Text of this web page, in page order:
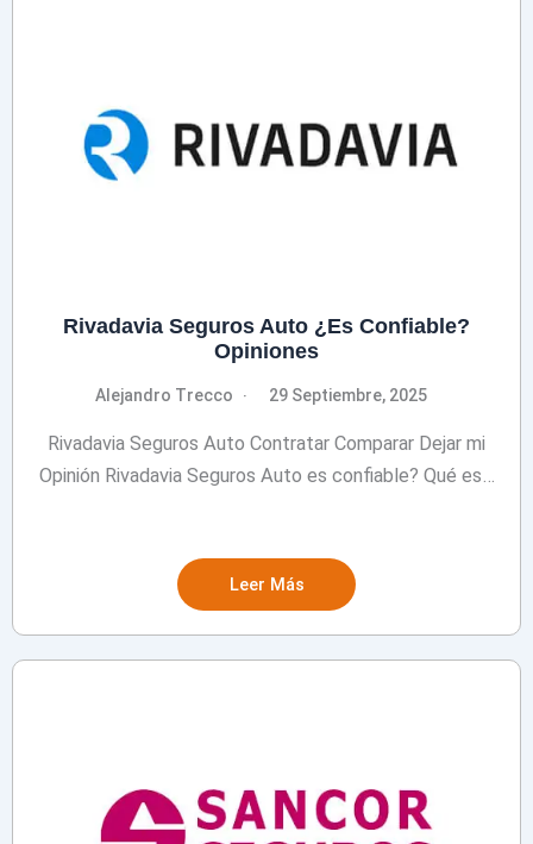
Rivadavia Seguros Auto ¿Es Confiable?
Opiniones
Alejandro Trecco 29 Septiembre, 2025
Rivadavia Seguros Auto Contratar Comparar Dejar mi
Opinión Rivadavia Seguros Auto es confiable? Qué es…
Leer Más